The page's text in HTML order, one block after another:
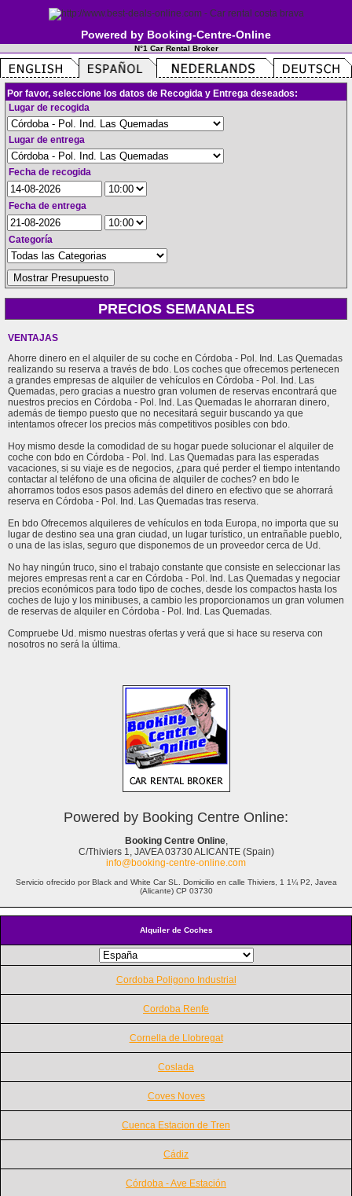
Powered by Booking-Centre-Online
N°1 Car Rental Broker
Alquiler de Coches
Cordoba Poligono Industrial
Cordoba Renfe
Cornella de Llobregat
Coslada
Coves Noves
Cuenca Estacion de Tren
Cádiz
Córdoba - Ave Estación
Por favor, seleccione los datos de Recogida y Entrega deseados:
Lugar de recogida
Lugar de entrega
Fecha de recogida
Fecha de entrega
Categoría
PRECIOS SEMANALES
VENTAJAS
Ahorre dinero en el alquiler de su coche en Córdoba - Pol. Ind. Las Quemadas
realizando su reserva a través de bdo. Los coches que ofrecemos pertenecen
a grandes empresas de alquiler de vehículos en Córdoba - Pol. Ind. Las
Quemadas, pero gracias a nuestro gran volumen de reservas encontrará que
nuestros precios en Córdoba - Pol. Ind. Las Quemadas le ahorraran dinero,
además de tiempo puesto que no necesitará seguir buscando ya que
intentamos ofrecer los precios más competitivos posibles con bdo.
Hoy mismo desde la comodidad de su hogar puede solucionar el alquiler de
coche con bdo en Córdoba - Pol. Ind. Las Quemadas para las esperadas
vacaciones, si su viaje es de negocios, ¿para qué perder el tiempo intentando
contactar al teléfono de una oficina de alquiler de coches? en bdo le
ahorramos todos esos pasos además del dinero en efectivo que se ahorrará
reserva en Córdoba - Pol. Ind. Las Quemadas tras reserva.
En bdo Ofrecemos alquileres de vehículos en toda Europa, no importa que su
lugar de destino sea una gran ciudad, un lugar turístico, un entrañable pueblo,
o una de las islas, seguro que disponemos de un proveedor cerca de Ud.
No hay ningún truco, sino el trabajo constante que consiste en seleccionar las
mejores empresas rent a car en Córdoba - Pol. Ind. Las Quemadas y negociar
precios económicos para todo tipo de coches, desde los compactos hasta los
coches de lujo y los minibuses, a cambio les proporcionamos un gran volumen
de reservas de alquiler en Córdoba - Pol. Ind. Las Quemadas.
Compruebe Ud. mismo nuestras ofertas y verá que si hace su reserva con
nosotros no será la última.
Powered by Booking Centre Online:
Booking Centre Online,
C/Thiviers 1, JAVEA 03730 ALICANTE (Spain)
info@booking-centre-online.com
Servicio ofrecido por Black and White Car SL. Domicilio en calle Thiviers, 1 1¼ P2, Javea
(Alicante) CP 03730